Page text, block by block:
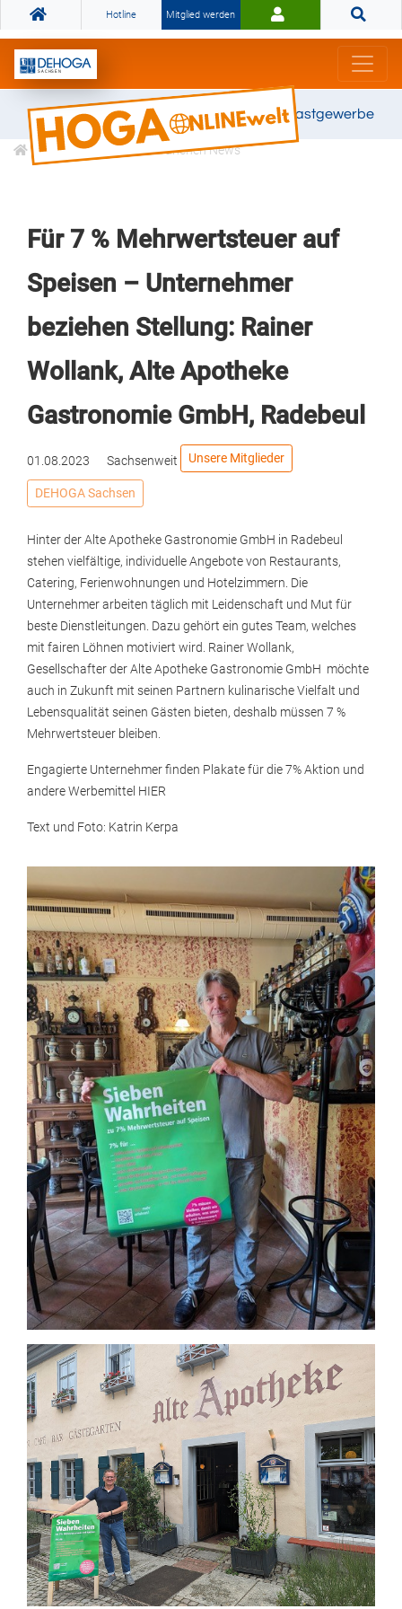
Hotline Mitglied werden
Gemeinsam stark für das Gastgewerbe
Informationen Branchen News
Für 7 % Mehrwertsteuer auf
Speisen – Unternehmer
beziehen Stellung: Rainer
Wollank, Alte Apotheke
Gastronomie GmbH, Radebeul
01.08.2023 Sachsenweit Unsere Mitglieder
DEHOGA Sachsen
Hinter der Alte Apotheke Gastronomie GmbH in Radebeul
stehen vielfältige, individuelle Angebote von Restaurants,
Catering, Ferienwohnungen und Hotelzimmern. Die
Unternehmer arbeiten täglich mit Leidenschaft und Mut für
beste Dienstleitungen. Dazu gehört ein gutes Team, welches
mit fairen Löhnen motiviert wird. Rainer Wollank,
Gesellschafter der Alte Apotheke Gastronomie GmbH möchte
auch in Zukunft mit seinen Partnern kulinarische Vielfalt und
Lebensqualität seinen Gästen bieten, deshalb müssen 7 %
Mehrwertsteuer bleiben.
Engagierte Unternehmer finden Plakate für die 7% Aktion und
andere Werbemittel HIER
Text und Foto: Katrin Kerpa